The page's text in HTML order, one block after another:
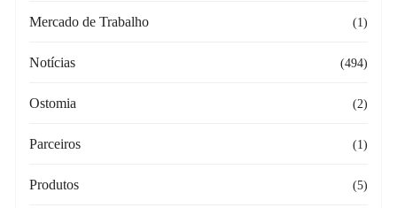
Mercado de Trabalho (1)
Notícias (494)
Ostomia (2)
Parceiros (1)
Produtos (5)